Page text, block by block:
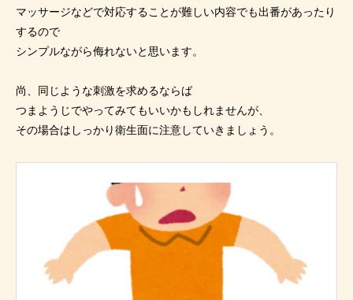
マッサージなどで対応することが難しい内容でも出番があったり
するので
シンプルながら侮れないと思います。
尚、同じような刺激を求めるならば
つまようじでやってみてもいいかもしれませんが、
その場合はしっかり衛生面に注意していきましょう。